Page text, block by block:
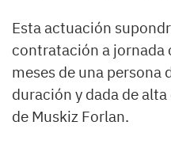
Esta actuación
contratación a
meses de una persona
duración y dada de
de Muskiz Forlan.